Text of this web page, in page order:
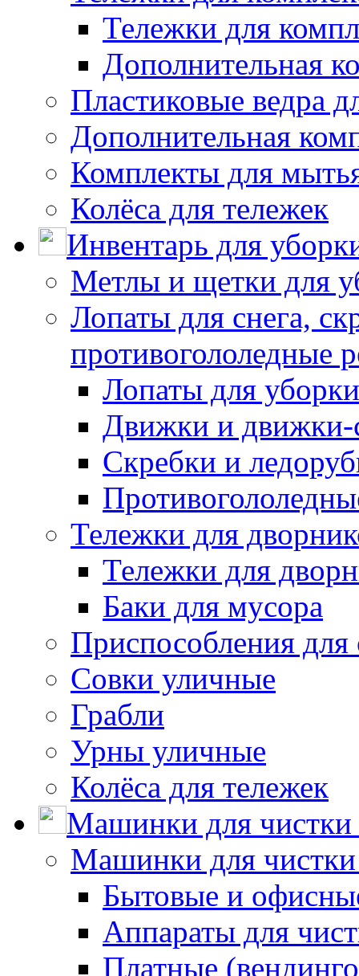
Тележки для
Дополнительная
Пластиковые ведра
Дополнительная
Комплекты для
Колёса для тележек
Инвентарь для
Метлы и щетки для
Лопаты для снега,
противогололедные
Лопаты для
Движки и движки-
Скребки и
Тележки для
Тележки для
Баки для мусора
Приспособления для
Совки уличные
Грабли
Урны уличные
Колёса для тележек
Машинки для чистки
Машинки для
Бытовые и
Аппараты для
Платные